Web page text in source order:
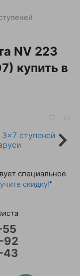
NV 223
купить в
специальное
скидку!"
92
43